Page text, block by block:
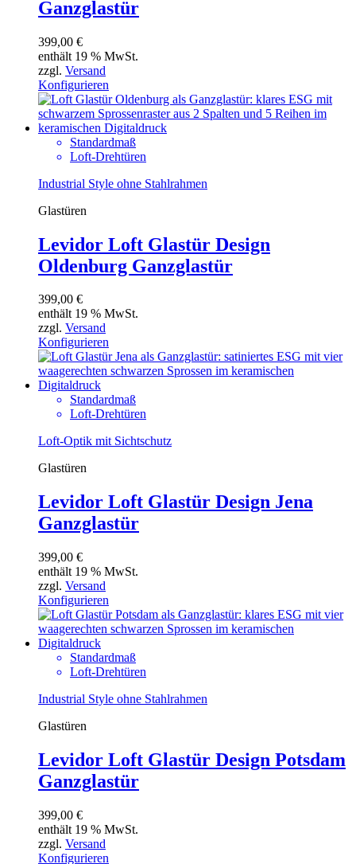
Ganzglastür
399,00 €
enthält 19 % MwSt.
zzgl. Versand
Konfigurieren
Standardmaß
Loft-Drehtüren
Industrial Style ohne Stahlrahmen
Glastüren
Levidor Loft Glastür Design
Oldenburg Ganzglastür
399,00 €
enthält 19 % MwSt.
zzgl. Versand
Konfigurieren
Standardmaß
Loft-Drehtüren
Loft-Optik mit Sichtschutz
Glastüren
Levidor Loft Glastür Design Jena
Ganzglastür
399,00 €
enthält 19 % MwSt.
zzgl. Versand
Konfigurieren
Standardmaß
Loft-Drehtüren
Industrial Style ohne Stahlrahmen
Glastüren
Levidor Loft Glastür Design Potsdam
Ganzglastür
399,00 €
enthält 19 % MwSt.
zzgl. Versand
Konfigurieren